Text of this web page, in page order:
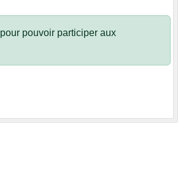
pour pouvoir participer aux